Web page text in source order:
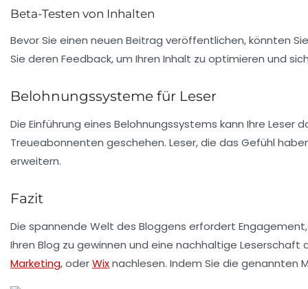
Beta-Testen von Inhalten
Bevor Sie einen neuen Beitrag veröffentlichen, könnten
Sie deren Feedback, um Ihren Inhalt zu optimieren und
Belohnungssysteme für Leser
Die Einführung eines Belohnungssystems kann Ihre
Treueabonnenten geschehen. Leser, die das Gefühl
erweitern.
Fazit
Die spannende Welt des Bloggens erfordert
Ihren Blog zu gewinnen und eine nachhaltige
Marketing, oderWixnachlesen. Indem Sie die genannten